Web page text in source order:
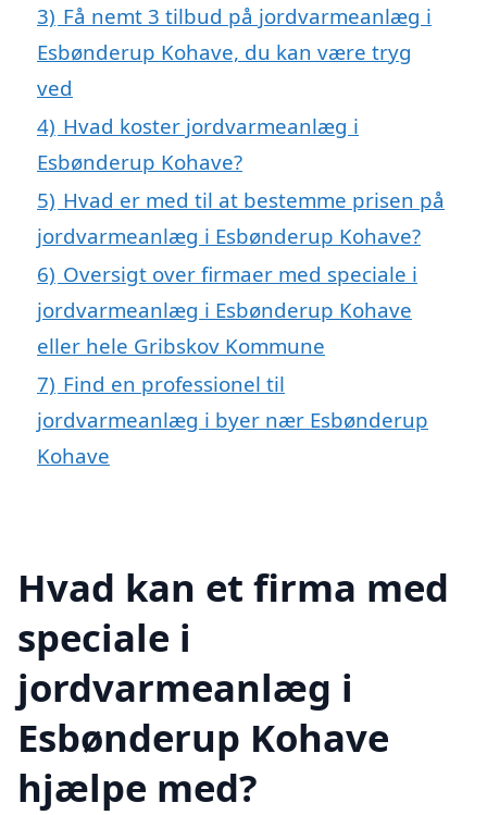
3) Få nemt 3 tilbud på jordvarmeanlæg i
Esbønderup Kohave, du kan være tryg
ved
4) Hvad koster jordvarmeanlæg i
Esbønderup Kohave?
5) Hvad er med til at bestemme prisen på
jordvarmeanlæg i Esbønderup Kohave?
6) Oversigt over firmaer med speciale i
jordvarmeanlæg i Esbønderup Kohave
eller hele Gribskov Kommune
7) Find en professionel til
jordvarmeanlæg i byer nær Esbønderup
Kohave
Hvad kan et firma med
speciale i
jordvarmeanlæg i
Esbønderup Kohave
hjælpe med?